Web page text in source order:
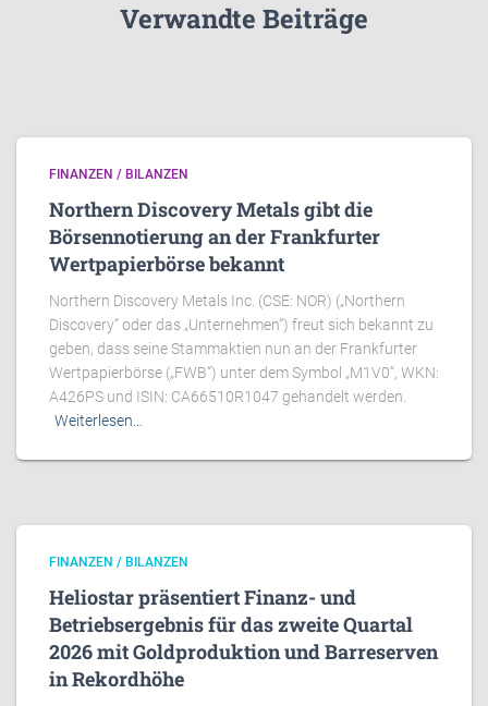
Verwandte Beiträge
FINANZEN / BILANZEN
Northern Discovery Metals gibt die
Börsennotierung an der Frankfurter
Wertpapierbörse bekannt
Northern Discovery Metals Inc. (CSE: NOR) („Northern
Discovery“ oder das „Unternehmen“) freut sich bekannt zu
geben, dass seine Stammaktien nun an der Frankfurter
Wertpapierbörse („FWB“) unter dem Symbol „M1V0“, WKN:
A426PS und ISIN: CA66510R1047 gehandelt werden.
Weiterlesen…
FINANZEN / BILANZEN
Heliostar präsentiert Finanz- und
Betriebsergebnis für das zweite Quartal
2026 mit Goldproduktion und Barreserven
in Rekordhöhe